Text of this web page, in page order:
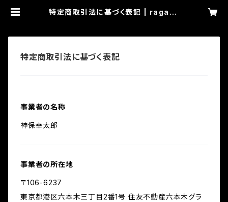
特定商取引法に基づく表記 | ragazz
特定商取引法に基づく表記
事業者の名称
神保幸太郎
事業者の所在地
〒106-6237
東京都港区六本木三丁目2番1号 住友不動産六本木グラ